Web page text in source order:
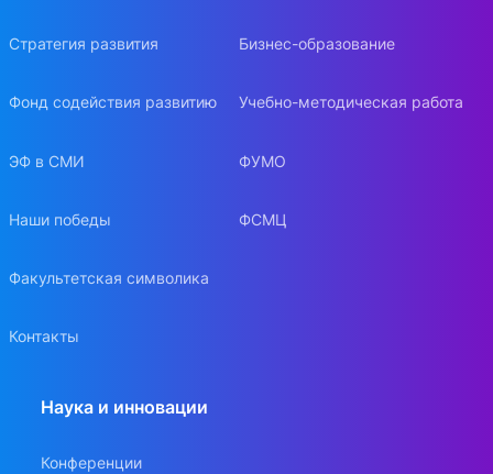
Стратегия развития
Фонд содействия развитию
ЭФ в СМИ
Наши победы
Факультетская символика
Контакты
Бизнес-образование
Учебно-методическая работа
ФУМО
ФСМЦ
Наука и инновации
Конференции